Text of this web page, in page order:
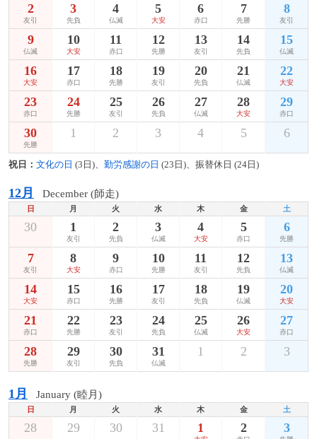
2
友引
3
先負
4
仏滅
5
大安
6
赤口
7
先勝
8
友引
9
仏滅
10
大安
11
赤口
12
先勝
13
友引
14
先負
15
仏滅
16
大安
17
赤口
18
先勝
19
友引
20
先負
21
仏滅
22
大安
23
赤口
24
先勝
25
友引
26
先負
27
仏滅
28
大安
29
赤口
30
先勝
1 2 3 4 5 6
祝日： 文化の日 (3日)、 勤労感謝の日 (23日)、振替休日 (24日)
12月 December (師走)
日 月 火 水 木 金 土
30 1
友引
2
先負
3
仏滅
4
大安
5
赤口
6
先勝
7
友引
8
大安
9
赤口
10
先勝
11
友引
12
先負
13
仏滅
14
大安
15
赤口
16
先勝
17
友引
18
先負
19
仏滅
20
大安
21
赤口
22
先勝
23
友引
24
先負
25
仏滅
26
大安
27
赤口
28
先勝
29
友引
30
先負
31
仏滅
1 2 3
1月 January (睦月)
日 月 火 水 木 金 土
28 29 30 31 1 2 3